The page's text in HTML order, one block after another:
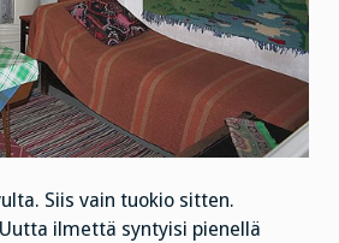
Siis vain tuokio sitten.
ilmettä syntyisi pienellä